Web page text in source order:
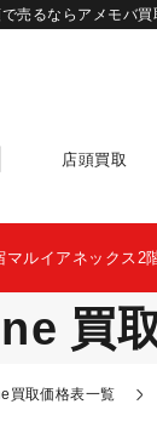
売るならアメモバ買
店頭買取
ルイアネックス2
買
買取価格表一覧